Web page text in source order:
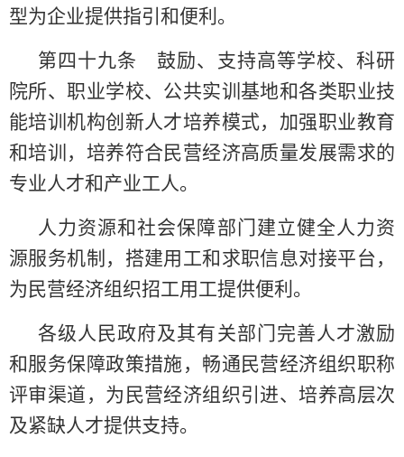
型为企业提供指引和便利。
第四十九条 鼓励、支持高等学校、科研
院所、职业学校、公共实训基地和各类职业技
能培训机构创新人才培养模式，加强职业教育
和培训，培养符合民营经济高质量发展需求的
专业人才和产业工人。
人力资源和社会保障部门建立健全人力资
源服务机制，搭建用工和求职信息对接平台，
为民营经济组织招工用工提供便利。
各级人民政府及其有关部门完善人才激励
和服务保障政策措施，畅通民营经济组织职称
评审渠道，为民营经济组织引进、培养高层次
及紧缺人才提供支持。